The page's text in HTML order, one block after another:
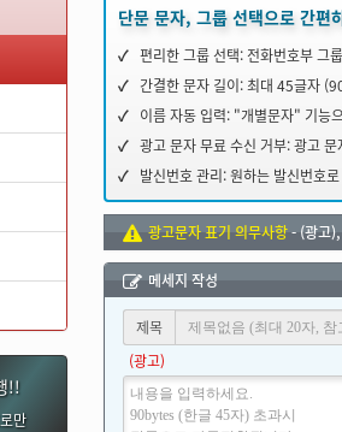
!!
로만
단문 문자, 그룹 선택으로 간편
편리한 그룹 선택: 전화번호부 그
간결한 문자 길이: 최대 45글자
이름 자동 입력: "개별문자" 기능
광고 문자 무료 수신 거부: 광고
발신번호 관리: 원하는 발신번호
광고문자 표기 의무사항- (광고
메세지 작성
제목
(광고)